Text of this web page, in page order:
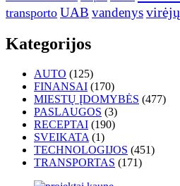
transporto UAB vandenysvirėjų
Kategorijos
AUTO (125)
FINANSAI (170)
MIESTŲ ĮDOMYBĖS (477)
PASLAUGOS (3)
RECEPTAI (190)
SVEIKATA (1)
TECHNOLOGIJOS (451)
TRANSPORTAS (171)